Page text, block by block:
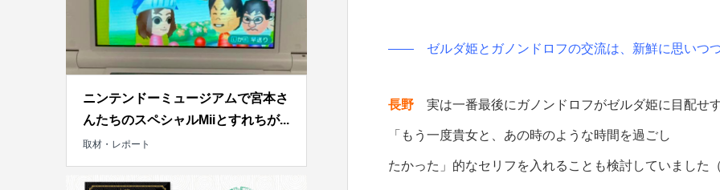
—— ゼルダ姫とガノンドロフの交流は、新鮮に思いつ
長野実は一番最後にガノンドロフがゼルダ姫に目配せ
「もう一度貴女と、あの時のような時間を過ごし
たかった」的なセリフを入れることも検討していました
ニンテンドーミュージアムで宮本さ
んたちのスペシャルMiiとすれちが...
取材・レポート